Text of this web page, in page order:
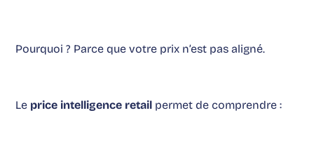
Pourquoi ? Parce que votre prix n’est pas aligné.
Le price intelligence retail permet de comprendre :